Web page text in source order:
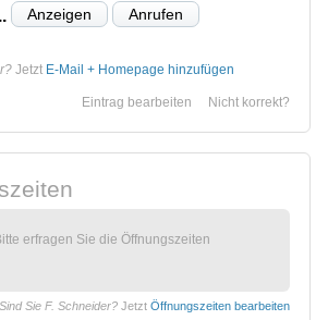
Anzeigen Anrufen
Jetzt E-Mail + Homepage hinzufügen
Nicht korrekt?
Eintrag bearbeiten
erfragen Sie die Öffnungszeiten
Sind Sie F. Schneider? Jetzt Öffnungszeiten bearbeiten